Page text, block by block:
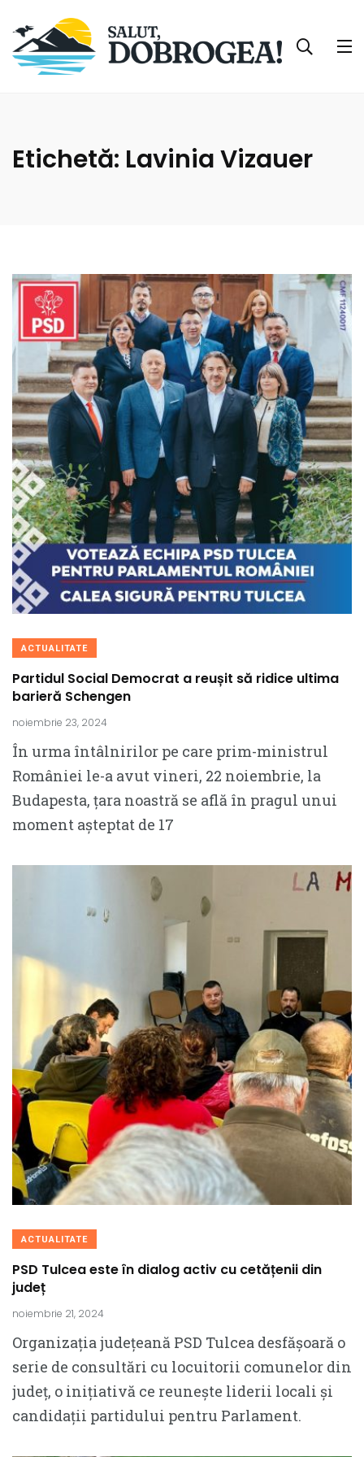
Etichetă: Lavinia Vizauer
ACTUALITATE
Partidul Social Democrat a reușit să ridice ultima
barieră Schengen
noiembrie 23, 2024
În urma întâlnirilor pe care prim-ministrul
României le-a avut vineri, 22 noiembrie, la
Budapesta, țara noastră se află în pragul unui
moment așteptat de 17
ACTUALITATE
PSD Tulcea este în dialog activ cu cetățenii din
județ
noiembrie 21, 2024
Organizația județeană PSD Tulcea desfășoară o
serie de consultări cu locuitorii comunelor din
județ, o inițiativă ce reunește liderii locali și
candidații partidului pentru Parlament.